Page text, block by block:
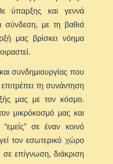
ύπαρξης και γεννά
σύνδεση, με τη βαθιά
μας βρίσκει νόημα
συνδημιουργίας που
τη συνάντηση
μας με τον κόσμο.
μικρόκοσμό μας και
σε έναν κοινό
τον εσωτερικό χώρο
επίγνωση, διάκριση